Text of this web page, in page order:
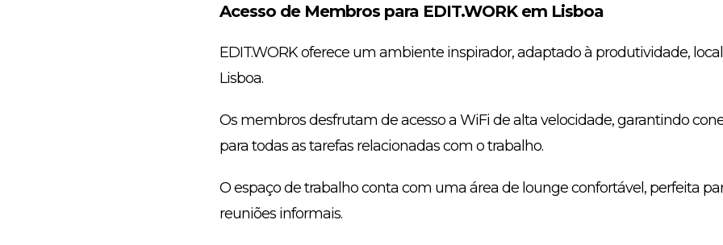
Acesso de Membros para EDIT.WORK em Lisboa
EDIT.WORK oferece um ambiente inspirador, adaptado à produtividade,
Lisboa.
Os membros desfrutam de acesso a WiFi de alta velocidade, garantindo
para todas as tarefas relacionadas com o trabalho.
O espaço de trabalho conta com uma área de lounge confortável, perfeita
reuniões informais.